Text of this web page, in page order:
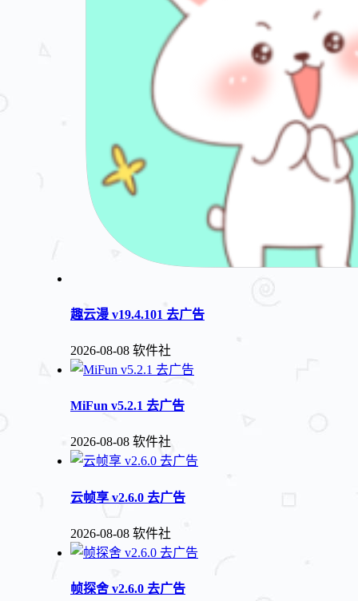
趣云漫 v19.4.101 去广告
2026-08-08 软件社
MiFun v5.2.1 去广告
2026-08-08 软件社
云帧享 v2.6.0 去广告
2026-08-08 软件社
帧探舍 v2.6.0 去广告